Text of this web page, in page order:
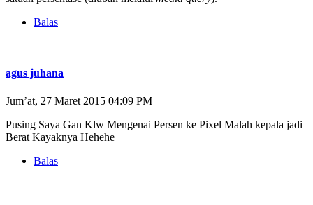
Balas
agus juhana
Jum’at, 27 Maret 2015 04:09 PM
Pusing Saya Gan Klw Mengenai Persen ke Pixel Malah kepala jadi
Berat Kayaknya Hehehe
Balas